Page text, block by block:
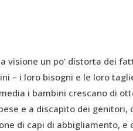
visione un po’ distorta dei
– i loro bisogni e le loro
i bambini crescano di
e a discapito dei genitori,
di capi di abbigliamento, e